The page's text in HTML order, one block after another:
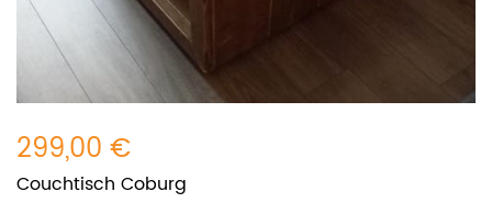
299,00 €
Couchtisch Coburg